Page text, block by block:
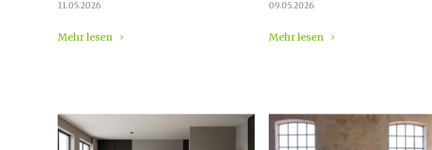
11.05.2026
Mehr lesen
09.05.2026
Mehr lesen